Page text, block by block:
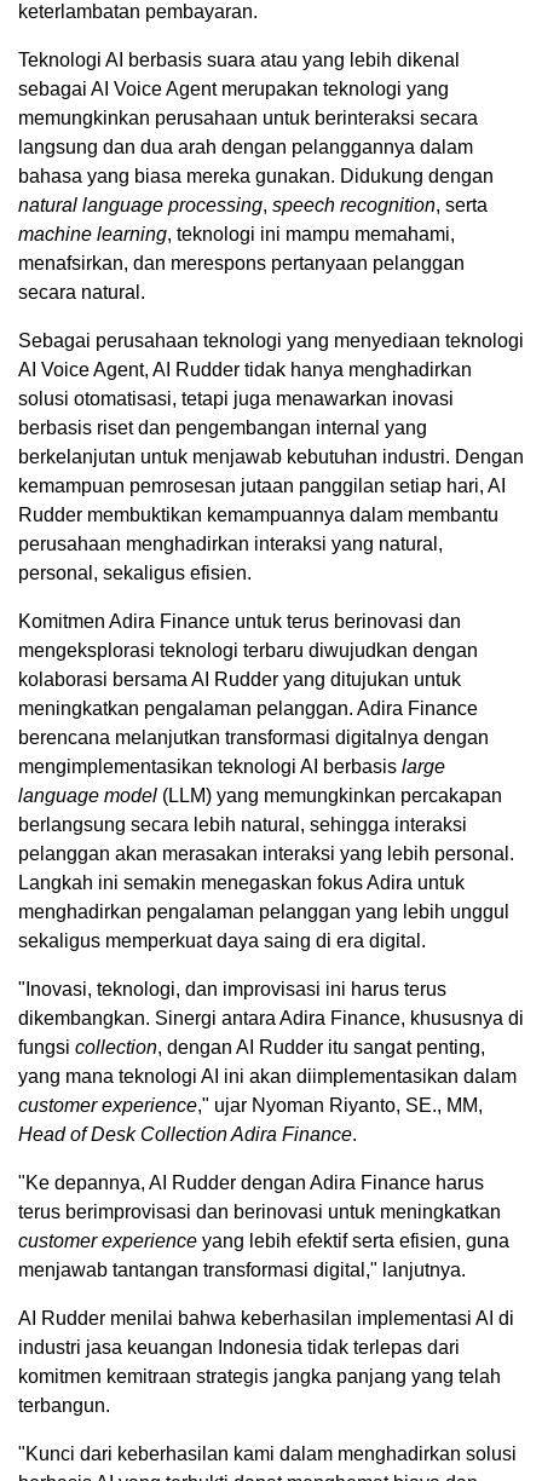
keterlambatan pembayaran.
Teknologi AI berbasis suara atau yang lebih dikenal
sebagai AI Voice Agent merupakan teknologi yang
memungkinkan perusahaan untuk berinteraksi secara
langsung dan dua arah dengan pelanggannya dalam
bahasa yang biasa mereka gunakan. Didukung dengan
natural language processing, speech recognition, serta
machine learning, teknologi ini mampu memahami,
menafsirkan, dan merespons pertanyaan pelanggan
secara natural.
Sebagai perusahaan teknologi yang menyediaan teknologi
AI Voice Agent, AI Rudder tidak hanya menghadirkan
solusi otomatisasi, tetapi juga menawarkan inovasi
berbasis riset dan pengembangan internal yang
berkelanjutan untuk menjawab kebutuhan industri. Dengan
kemampuan pemrosesan jutaan panggilan setiap hari, AI
Rudder membuktikan kemampuannya dalam membantu
perusahaan menghadirkan interaksi yang natural,
personal, sekaligus efisien.
Komitmen Adira Finance untuk terus berinovasi dan
mengeksplorasi teknologi terbaru diwujudkan dengan
kolaborasi bersama AI Rudder yang ditujukan untuk
meningkatkan pengalaman pelanggan. Adira Finance
berencana melanjutkan transformasi digitalnya dengan
mengimplementasikan teknologi AI berbasis large
language model (LLM) yang memungkinkan percakapan
berlangsung secara lebih natural, sehingga interaksi
pelanggan akan merasakan interaksi yang lebih personal.
Langkah ini semakin menegaskan fokus Adira untuk
menghadirkan pengalaman pelanggan yang lebih unggul
sekaligus memperkuat daya saing di era digital.
"Inovasi, teknologi, dan improvisasi ini harus terus
dikembangkan. Sinergi antara Adira Finance, khususnya di
fungsi collection, dengan AI Rudder itu sangat penting,
yang mana teknologi AI ini akan diimplementasikan dalam
customer experience," ujar Nyoman Riyanto, SE., MM,
Head of Desk Collection Adira Finance.
"Ke depannya, AI Rudder dengan Adira Finance harus
terus berimprovisasi dan berinovasi untuk meningkatkan
customer experience yang lebih efektif serta efisien, guna
menjawab tantangan transformasi digital," lanjutnya.
AI Rudder menilai bahwa keberhasilan implementasi AI di
industri jasa keuangan Indonesia tidak terlepas dari
komitmen kemitraan strategis jangka panjang yang telah
terbangun.
"Kunci dari keberhasilan kami dalam menghadirkan solusi